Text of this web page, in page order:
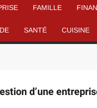
FAMILLE
SANTÉ CUISINE
d’une